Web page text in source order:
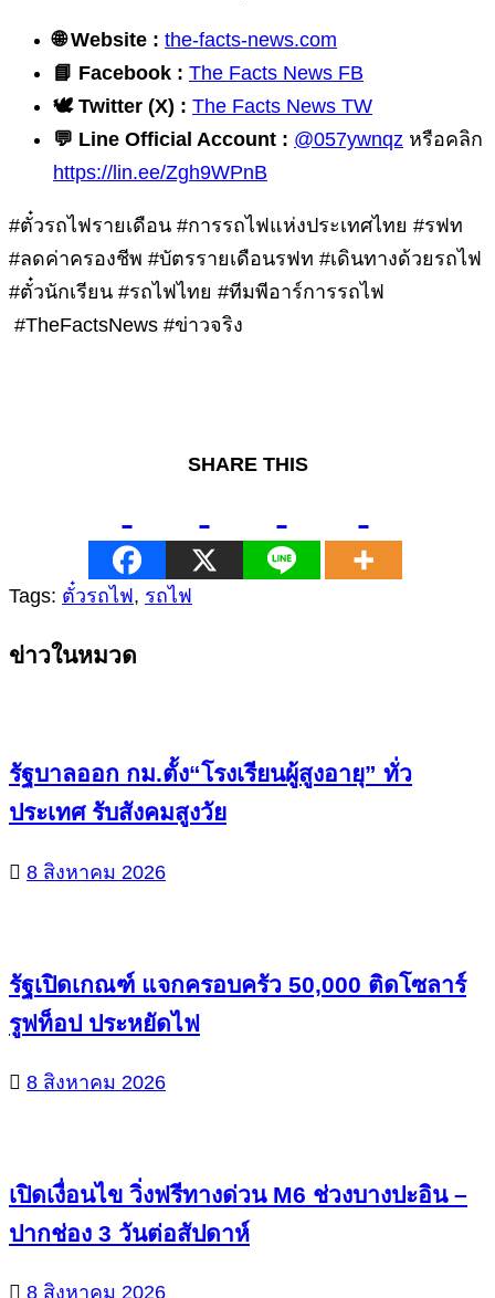
🌐 Website : the-facts-news.com
📘 Facebook : The Facts News FB
🕊️ Twitter (X) : The Facts News TW
💬 Line Official Account : @057ywnqz หรือคลิก
https://lin.ee/Zgh9WPnB
#ตั๋วรถไฟรายเดือน #การรถไฟแห่งประเทศไทย #รฟท
#ลดค่าครองชีพ #บัตรรายเดือนรฟท #เดินทางด้วยรถไฟ
#ตั๋วนักเรียน #รถไฟไทย #ทีมพีอาร์การรถไฟ
#TheFactsNews #ข่าวจริง
SHARE THIS
Tags: ตั๋วรถไฟ , รถไฟ
Continue
ข่าวในหมวด
รัฐบาลออก กม.ตั้ง“โรงเรียนผู้สูงอายุ” ทั่ว
ประเทศ รับสังคมสูงวัย
8 สิงหาคม 2026
รัฐเปิดเกณฑ์ แจกครอบครัว 50,000 ติดโซลาร์
รูฟท็อป ประหยัดไฟ
8 สิงหาคม 2026
เปิดเงื่อนไข วิ่งฟรีทางด่วน M6 ช่วงบางปะอิน –
ปากช่อง 3 วันต่อสัปดาห์
8 สิงหาคม 2026